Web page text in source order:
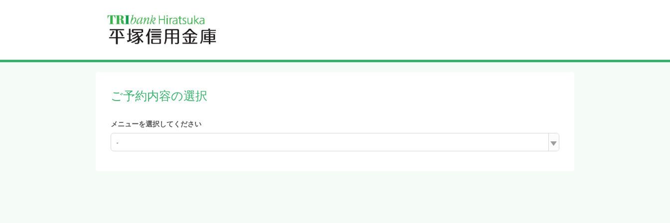
ご予約内容の選択
メニューを選択してください
-